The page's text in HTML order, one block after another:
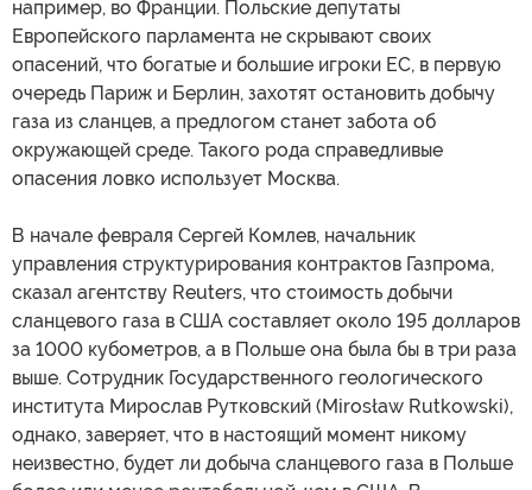
например, во Франции. Польские депутаты
Европейского парламента не скрывают своих
опасений, что богатые и большие игроки ЕС, в первую
очередь Париж и Берлин, захотят остановить добычу
газа из сланцев, а предлогом станет забота об
окружающей среде. Такого рода справедливые
опасения ловко использует Москва.
В начале февраля Сергей Комлев, начальник
управления структурирования контрактов Газпрома,
сказал агентству Reuters, что стоимость добычи
сланцевого газа в США составляет около 195 долларов
за 1000 кубометров, а в Польше она была бы в три раза
выше. Сотрудник Государственного геологического
института Мирослав Рутковский (Mirosław Rutkowski),
однако, заверяет, что в настоящий момент никому
неизвестно, будет ли добыча сланцевого газа в Польше